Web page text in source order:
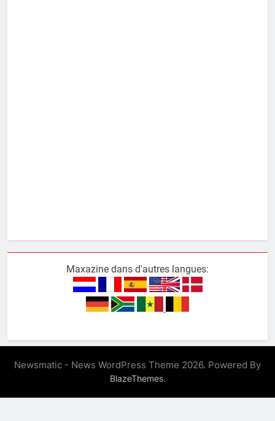
Maxazine dans d'autres langues:
Newsmatic - News WordPress Theme 2026. Powered By
BlazeThemes.